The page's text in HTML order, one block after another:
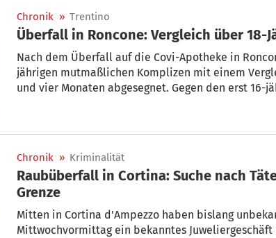
Chronik » Trentino
Überfall in Roncone: Vergleich über
Nach dem Überfall auf die Covi-Apotheke in
jährigen mutmaßlichen Komplizen mit einem
und vier Monaten abgesegnet. Gegen den erst
Chronik » Kriminalität
Raubüberfall in Cortina: Suche nach
Grenze
Mitten in Cortina d'Ampezzo haben bislang
Mittwochvormittag ein bekanntes